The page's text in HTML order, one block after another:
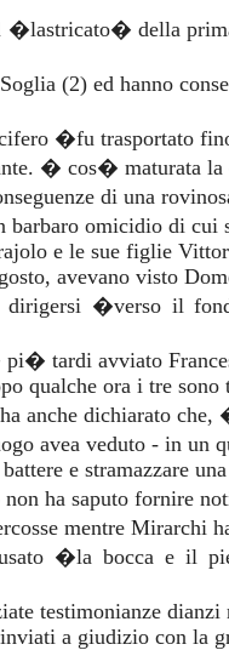
�lastricato� della
(2) ed hanno
�fu trasportato
� cos� maturata la
di una
barbaro omicidio di
e le sue figlie
avevano visto
�verso il
tardi avviato
qualche ora i tre sono
anche dichiarato
avea veduto - in un
e stramazzare
ha saputo fornire
mentre Mirarchi
�la bocca e il
testimonianze dianzi
a giudizio con la